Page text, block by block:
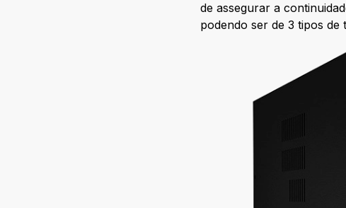
de assegurar a
podendo ser de 3 tipos de